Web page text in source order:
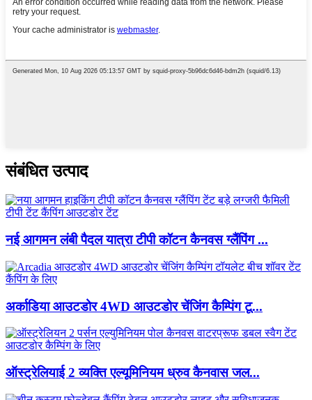
संबंधित उत्पाद
नई आगमन लंबी पैदल यात्रा टीपी कॉटन कैनवस ग्लैंपिंग ...
अर्काडिया आउटडोर 4WD आउटडोर चेंजिंग कैम्पिंग टू...
ऑस्ट्रेलियाई 2 व्यक्ति एल्यूमिनियम ध्रुव कैनवास जल...